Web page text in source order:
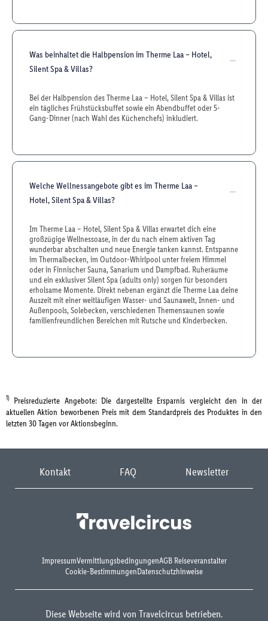
Was beinhaltet die Halbpension im Therme Laa – Hotel,
Silent Spa & Villas?
Bei der Halbpension des Therme Laa – Hotel, Silent Spa & Villas ist
ein tägliches Frühstücksbuffet sowie ein Abendbuffet oder 5-
Gang-Dinner (nach Wahl des Küchenchefs) inkludiert.
Welche Wellnessangebote gibt es im Therme Laa –
Hotel, Silent Spa & Villas?
Im Therme Laa – Hotel, Silent Spa & Villas erwartet dich eine
großzügige Wellnessoase, in der du nach einem aktiven Tag
wunderbar abschalten und neue Energie tanken kannst. Entspanne
im Thermalbecken, im Outdoor-Whirlpool unter freiem Himmel
oder in Finnischer Sauna, Sanarium und Dampfbad. Ruheräume
und ein exklusiver Silent Spa (adults only) sorgen für besonders
erholsame Momente. Direkt nebenan ergänzt die Therme Laa deine
Auszeit mit einer weitläufigen Wasser- und Saunawelt, Innen- und
Außenpools, Solebecken, verschiedenen Themensaunen sowie
familienfreundlichen Bereichen mit Rutsche und Kinderbecken.
1) Preisreduzierte Angebote: Die dargestellte Ersparnis vergleicht den in der
aktuellen Aktion beworbenen Preis mit dem Standardpreis des Produktes in den
letzten 30 Tagen vor Aktionsbeginn.
Kontakt FAQ Newsletter
ImpressumVermittlungsbedingungenAGB Reiseveranstalter
Cookie-BestimmungenDatenschutzhinweise
Diese Webseite wird von Travelcircus betrieben.